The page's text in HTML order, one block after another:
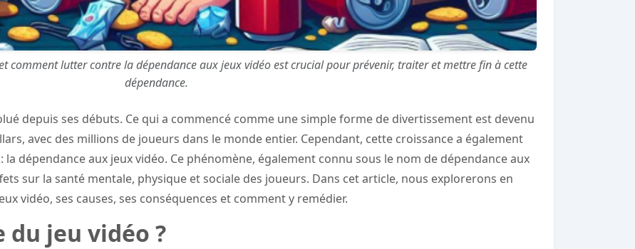
comment lutter contre la dépendance aux jeux vidéo est crucial pour prévenir, traiter et mettre fin à cette
dépendance.
depuis ses débuts. Ce qui a commencé comme une simple forme de divertissement est devenu
avec des millions de joueurs dans le monde entier. Cependant, cette croissance a également
dépendance aux jeux vidéo. Ce phénomène, également connu sous le nom de dépendance aux
sur la santé mentale, physique et sociale des joueurs. Dans cet article, nous explorerons en
vidéo, ses causes, ses conséquences et comment y remédier.
du jeu vidéo ?